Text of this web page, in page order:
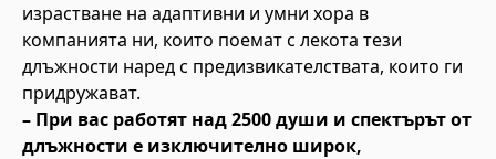
израстване на адаптивни и умни хора в
компанията ни, които поемат с лекота тези
длъжности наред с предизвикателствата, които ги
придружават.
– При вас работят над 2500 души и спектърът от
длъжности е изключително широк,